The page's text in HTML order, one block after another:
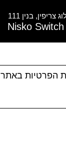
צריפין, בנין 111
Nisko Switch
הפרטיות באתר